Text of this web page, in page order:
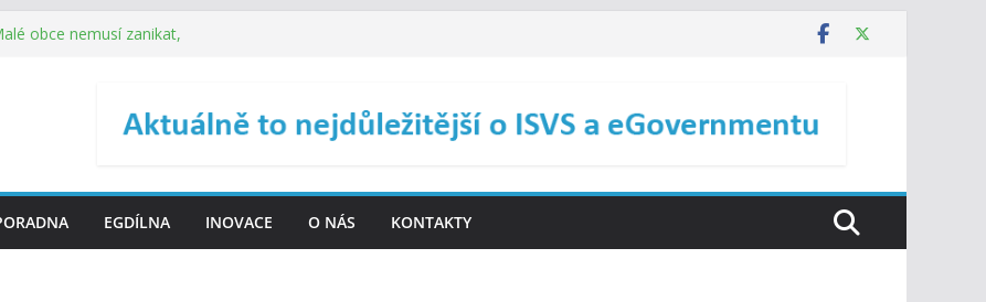
ČR spouští novou
veřejnost do
řízení (ISDŘ) je od
ICT zveřejnil materiály
EGDÍLNA INOVACE O NÁS KONTAKTY